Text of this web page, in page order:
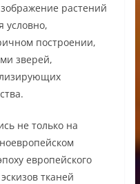
растений
условно,
построении,
зверей,
не только на
европейского
тканей